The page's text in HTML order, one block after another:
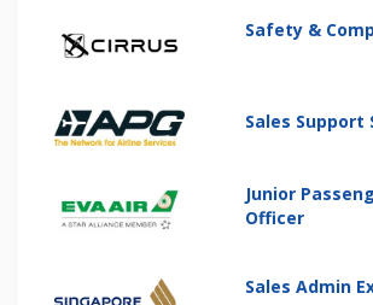
Safety &
Sales Support
Junior
Officer
Sales Admin